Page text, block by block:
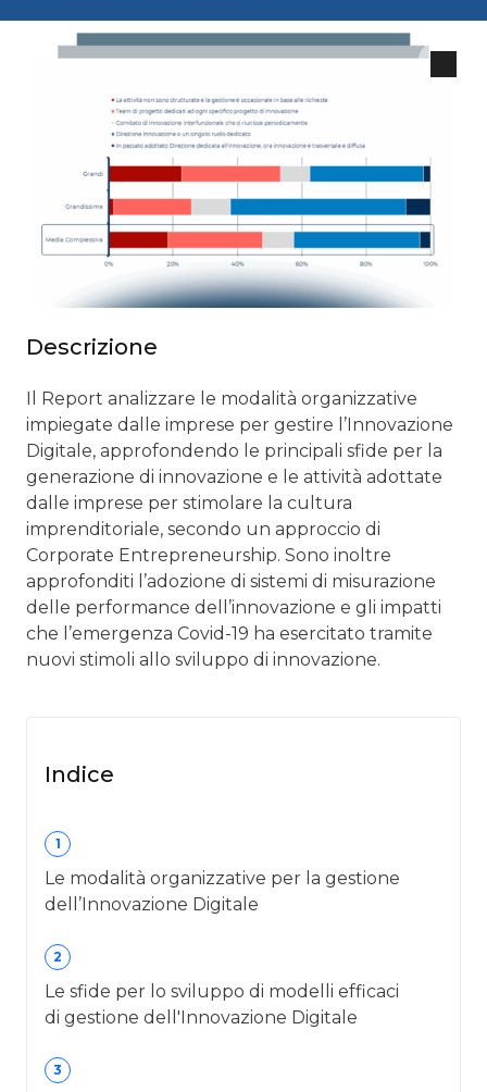
Descrizione
Il Report analizzare le modalità organizzative
impiegate dalle imprese per gestire l’Innovazione
Digitale, approfondendo le principali sfide per la
generazione di innovazione e le attività adottate
dalle imprese per stimolare la cultura
imprenditoriale, secondo un approccio di
Corporate Entrepreneurship. Sono inoltre
approfonditi l’adozione di sistemi di misurazione
delle performance dell’innovazione e gli impatti
che l’emergenza Covid-19 ha esercitato tramite
nuovi stimoli allo sviluppo di innovazione.
Indice
1
Le modalità organizzative per la gestione
dell’Innovazione Digitale
2
Le sfide per lo sviluppo di modelli efficaci
di gestione dell'Innovazione Digitale
3